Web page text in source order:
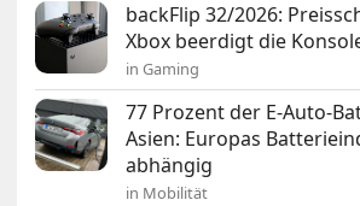
backFlip 32/2026:
Xbox beerdigt die
in Gaming
77 Prozent der E-Auto-
Asien: Europas
abhängig
in Mobilität